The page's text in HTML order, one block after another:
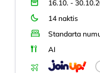
16.10. -
14 naktis
Standarta
AI